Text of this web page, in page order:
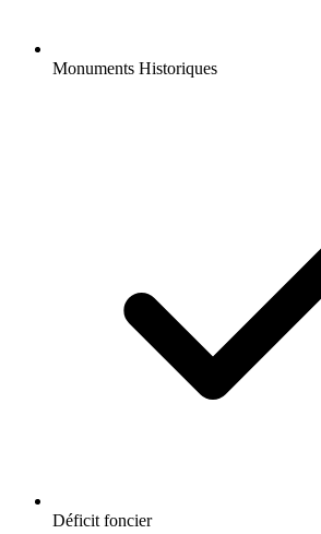
Monuments Historiques
Déficit foncier